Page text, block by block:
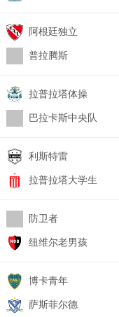
阿根廷独立
普拉腾斯
拉普拉塔体操
巴拉卡斯中央队
利斯特雷
拉普拉塔大学生
防卫者
纽维尔老男孩
博卡青年
萨斯菲尔德